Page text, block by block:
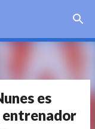
es
entrenador